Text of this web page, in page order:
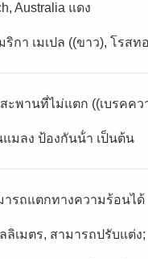
Australia แดง
กา เมเปล ((ขาว), โรสท
ะพานที่ไม่แตก ((เบรคคว
มลง ป้องกันน้ํา เป็นต้น
ารถแตกทางความร้อนได้
ลิเมตร, สามารถปรับแต่ง;